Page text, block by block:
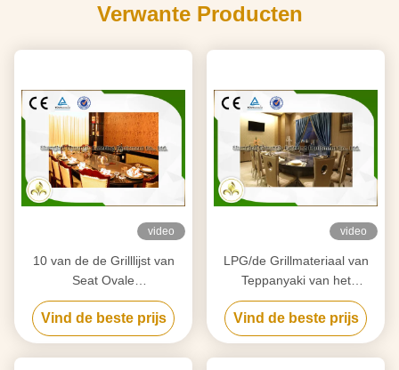
Verwante Producten
video
10 van de de Grilllijst van
Seat Ovale
Binnenteppanyaki Japanse
het Rooster
Basisconfiguratie
Vind de beste prijs
video
LPG/de Grillmateriaal van
Teppanyaki van het
Pijpleidings Aardgas Binnen
met Luchttrekker
Vind de beste prijs